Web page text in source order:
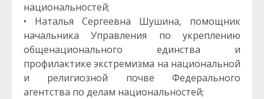
национальностей;
• Наталья Сергеевна Шушина, помощник
начальника Управления по укреплению
общенационального единства и
профилактике экстремизма на национальной
и религиозной почве Федерального
агентства по делам национальностей;